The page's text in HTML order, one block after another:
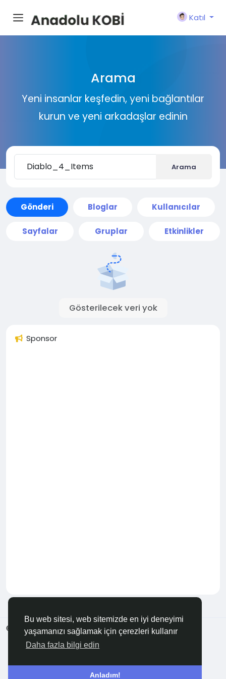
Bu web sitesi, web sitemizde en iyi deneyimi
yaşamanızı sağlamak için çerezleri kullanır
Daha fazla bilgi edin
Anladım!
Katıl
Arama
Yeni insanlar keşfedin, yeni bağlantılar
kurun ve yeni arkadaşlar edinin
Arama
Gönderi Bloglar Kullanıcılar
Sayfalar Gruplar Etkinlikler
Gösterilecek veri yok
Sponsor
© 2026 Anadolu KOBİ
Türkçe
Hakkında
Şartlar Gizlilik Bize Ulaşın